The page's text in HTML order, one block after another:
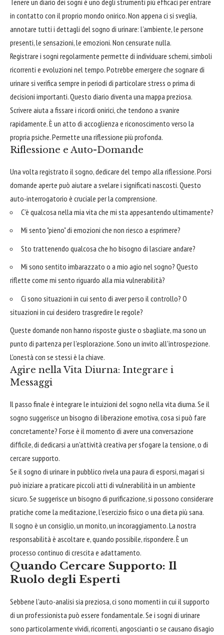
in contatto con il proprio mondo onirico. Non appena ci si sveglia,
annotare tutti i dettagli del sogno di urinare: l'ambiente, le persone
presenti, le sensazioni, le emozioni. Non censurate nulla.
Registrare i sogni regolarmente permette di individuare schemi, simboli
ricorrenti e evoluzioni nel tempo. Potrebbe emergere che sognare di
urinare si verifica sempre in periodi di particolare stress o prima di
decisioni importanti. Questo diario diventa una mappa preziosa.
Scrivere aiuta a fissare i ricordi onirici, che tendono a svanire
rapidamente. È un atto di accoglienza e riconoscimento verso la
propria psiche. Permette una riflessione più profonda.
Riflessione e Auto-Domande
Una volta registrato il sogno, dedicare del tempo alla riflessione. Porsi
domande aperte può aiutare a svelare i significati nascosti. Questo
auto-interrogatorio è cruciale per la comprensione.
C'è qualcosa nella mia vita che mi sta appesantendo ultimamente?
Mi sento "pieno" di emozioni che non riesco a esprimere?
Sto trattenendo qualcosa che ho bisogno di lasciare andare?
Mi sono sentito imbarazzato o a mio agio nel sogno? Questo
riflette come mi sento riguardo alla mia vulnerabilità?
Ci sono situazioni in cui sento di aver perso il controllo? O
situazioni in cui desidero trasgredire le regole?
Queste domande non hanno risposte giuste o sbagliate, ma sono un
punto di partenza per l'esplorazione. Sono un invito all'introspezione.
L'onestà con se stessi è la chiave.
Agire nella Vita Diurna: Integrare i
Messaggi
Il passo finale è integrare le intuizioni del sogno nella vita diurna. Se il
sogno suggerisce un bisogno di liberazione emotiva, cosa si può fare
concretamente? Forse è il momento di avere una conversazione
difficile, di dedicarsi a un'attività creativa per sfogare la tensione, o di
cercare supporto.
Se il sogno di urinare in pubblico rivela una paura di esporsi, magari si
può iniziare a praticare piccoli atti di vulnerabilità in un ambiente
sicuro. Se suggerisce un bisogno di purificazione, si possono considerare
pratiche come la meditazione, l'esercizio fisico o una dieta più sana.
Il sogno è un consiglio, un monito, un incoraggiamento. La nostra
responsabilità è ascoltare e, quando possibile, rispondere. È un
processo continuo di crescita e adattamento.
Quando Cercare Supporto: Il
Ruolo degli Esperti
Sebbene l'auto-analisi sia preziosa, ci sono momenti in cui il supporto
di un professionista può essere fondamentale. Se i sogni di urinare
sono particolarmente vividi, ricorrenti, angoscianti o se causano disagio